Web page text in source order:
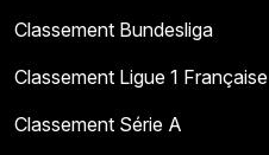
Classement Bundesliga
Classement Ligue 1 Française
Classement Série A